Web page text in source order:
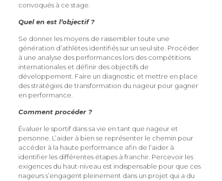
convoqués à ce stage.
Quel en est l’objectif ?
Se donner les moyens de rassembler toute une
génération d’athlètes identifiés sur un seul site. Procéder
à une analyse des performances lors des compétitions
internationales et définir des objectifs de
développement. Faire un diagnostic et mettre en place
des stratégies de transformation du nageur pour gagner
en performance.
Comment procéder ?
Évaluer le sportif dans sa vie en tant que nageur et
personne. L’aider à bien se représenter le chemin pour
accéder à la haute performance afin de l’aider à
identifier les différentes étapes à franchir. Percevoir les
exigences du haut-niveau est indispensable pour que ces
nageurs s’engagent pleinement dans un projet qui a du